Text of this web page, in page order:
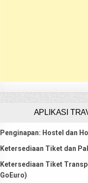
APLIKASI
Penginapan: Hostel dan
Ketersediaan Tiket dan
Ketersediaan Tiket
GoEuro)